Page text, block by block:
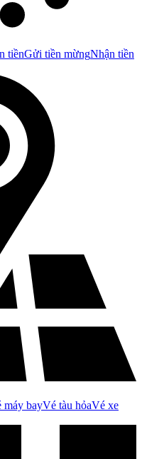
tiềnGửi tiền mừngNhận tiền
máy bayVé tàu hỏaVé xe